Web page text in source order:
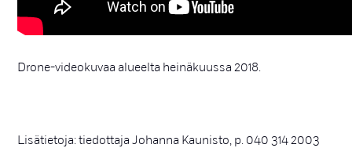
Drone-videokuvaa alueelta heinäkuussa 2018.
Lisätietoja: tiedottaja Johanna Kaunisto, p. 040 314 2003